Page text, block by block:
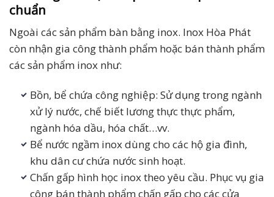
chuẩn
Ngoài các sản phẩm bàn bằng inox. Inox Hòa Phát
còn nhận gia công thành phẩm hoặc bán thành phẩm
các sản phẩm inox như:
Bồn, bể chứa công nghiệp: Sử dụng trong ngành
xử lý nước, chế biết lương thực thực phẩm,
ngành hóa dầu, hóa chất…vv.
Bể nước ngầm inox dùng cho các hộ gia đình,
khu dân cư chứa nước sinh hoạt.
Chấn gấp hình học inox theo yêu cầu. Phục vụ gia
công bán thành phẩm chấn gấp cho các cửa